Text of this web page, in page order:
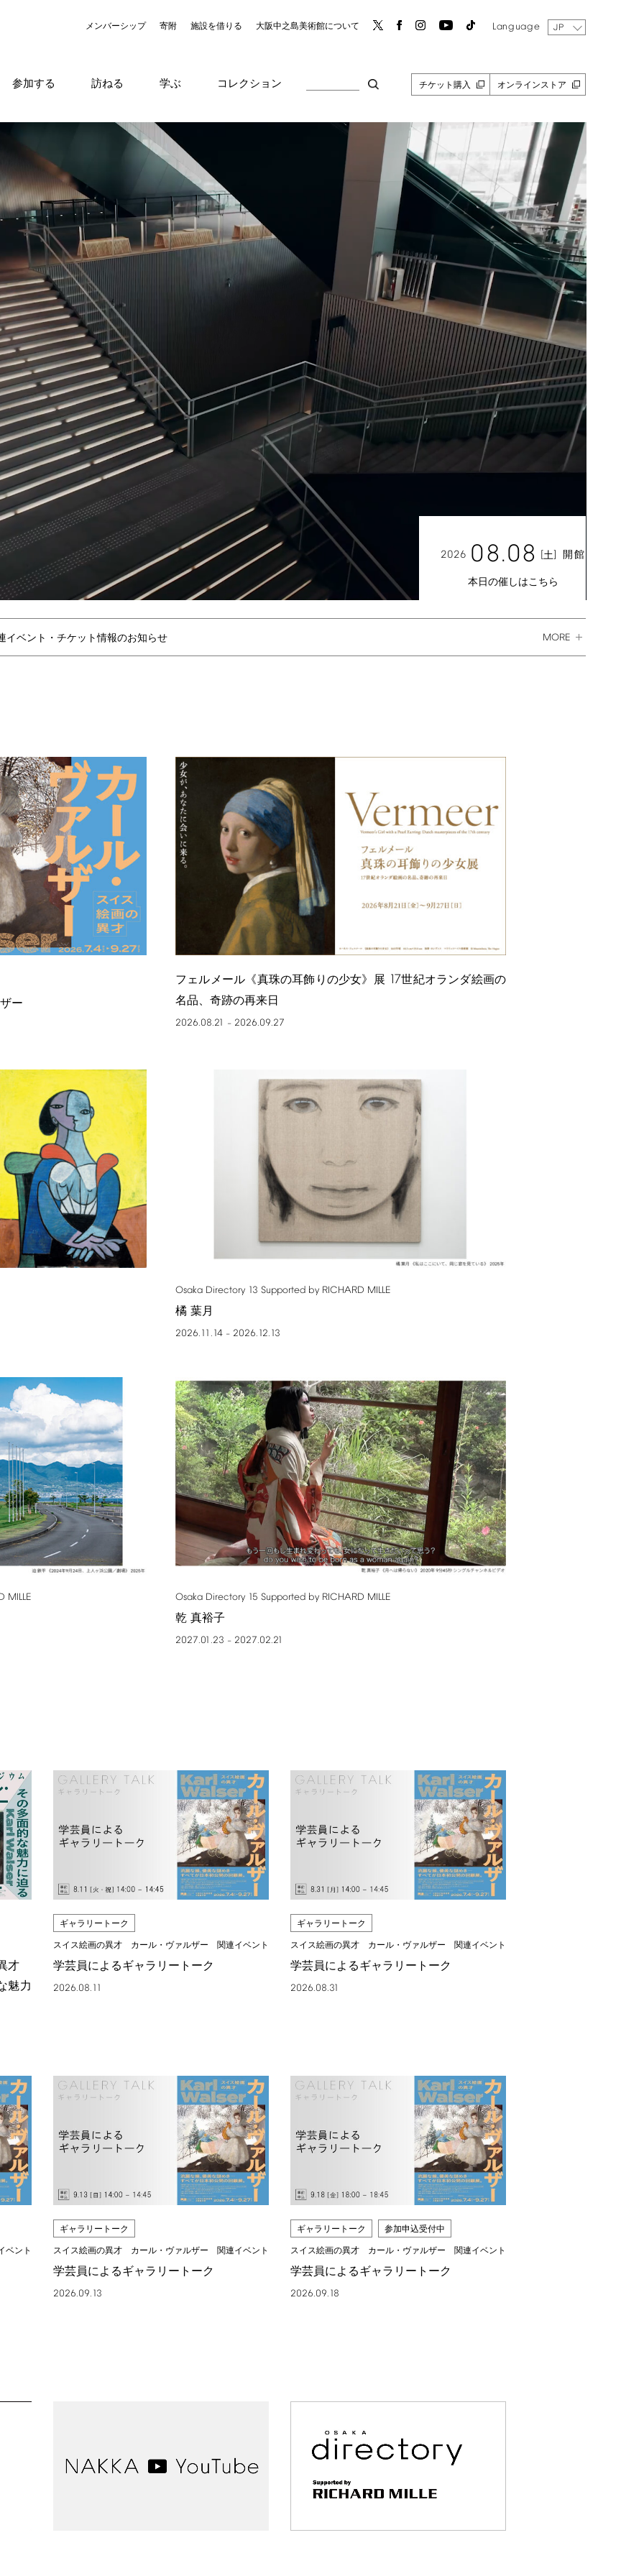
メンバーシップ 寄附 施設を借りる 大阪中之島美術館について Language JP
参加する 訪ねる 学ぶ コレクション チケット購入 オンラインストア
2026 08.08 [土] 開館
本日の催しはこちら
イベント・チケット情報のお知らせ MORE
ー
フェルメール《真珠の耳飾りの少女》展 17世紀オランダ絵画の
名品、奇跡の再来日
2026.08.21 – 2026.09.27
Osaka Directory 13 Supported by RICHARD MILLE
橘 葉月
2026.11.14 – 2026.12.13
MILLE Osaka Directory 15 Supported by RICHARD MILLE
乾 真裕子
2027.01.23 – 2027.02.21
才
魅力
ギャラリートーク
スイス絵画の異才 カール・ヴァルザー 関連イベント
学芸員によるギャラリートーク
2026.08.11
ギャラリートーク
スイス絵画の異才 カール・ヴァルザー 関連イベント
学芸員によるギャラリートーク
2026.08.31
ベント
ギャラリートーク
スイス絵画の異才 カール・ヴァルザー 関連イベント
学芸員によるギャラリートーク
2026.09.13
ギャラリートーク 参加申込受付中
スイス絵画の異才 カール・ヴァルザー 関連イベント
学芸員によるギャラリートーク
2026.09.18